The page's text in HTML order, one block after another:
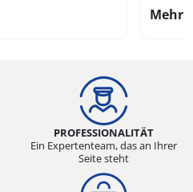
Mehr
PROFESSIONALITÄT
Ein Expertenteam, das an Ihrer
Seite steht